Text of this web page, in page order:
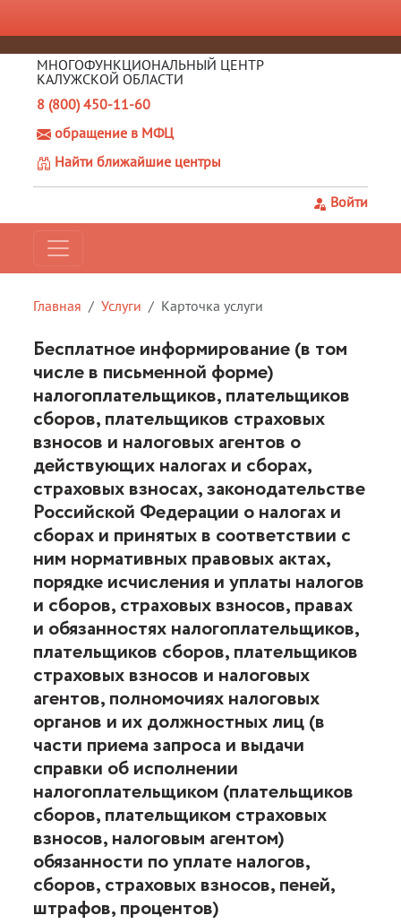
МНОГОФУНКЦИОНАЛЬНЫЙ ЦЕНТР
КАЛУЖСКОЙ ОБЛАСТИ
8 (800) 450-11-60
обращение в МФЦ
Найти ближайшие центры
Войти
Главная Услуги Карточка услуги
Бесплатное информирование (в том
числе в письменной форме)
налогоплательщиков, плательщиков
сборов, плательщиков страховых
взносов и налоговых агентов о
действующих налогах и сборах,
страховых взносах, законодательстве
Российской Федерации о налогах и
сборах и принятых в соответствии с
ним нормативных правовых актах,
порядке исчисления и уплаты налогов
и сборов, страховых взносов, правах
и обязанностях налогоплательщиков,
плательщиков сборов, плательщиков
страховых взносов и налоговых
агентов, полномочиях налоговых
органов и их должностных лиц (в
части приема запроса и выдачи
справки об исполнении
налогоплательщиком (плательщиков
сборов, плательщиком страховых
взносов, налоговым агентом)
обязанности по уплате налогов,
сборов, страховых взносов, пеней,
штрафов, процентов)